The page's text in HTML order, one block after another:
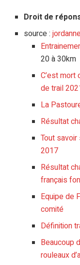
Droit de
source :
20 à 30km
C’est mort
de trail
La
Résultat
Tout savoir
2017
Résultat
français
Equipe de
comité
Définition
Beaucoup
rouleaux